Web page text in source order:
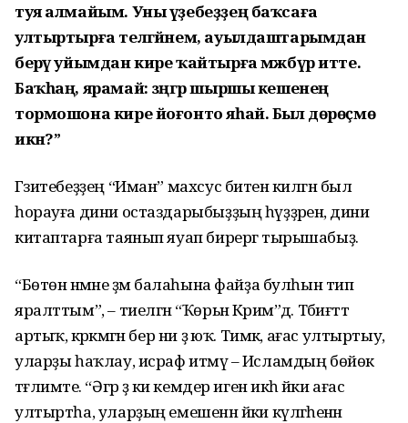
туя алмайым. Уны үҙебеҙҙең баҡсаға
ултыртырға теләгәйнем, ауылдаштарымдан
берәү уйымдан кире ҡайтырға мәжбүр итте.
Баҡһаң, ярамай: зәңгәр шыршы кешенең
тормошона кире йоғонто яһай. Был дөрөҫмө
икән?”
Гәзитебеҙҙең “Иман” махсус битенә килгән был
һорауға дини остаздарыбыҙҙың һүҙҙәренә, дини
китаптарға таянып яуап бирергә тырышабыҙ.
“Бөтөн нәмәне әҙәм балаһына файҙа булһын тип
яралттым”, – тиелгән “Ҡөрьән Кәрим”дә. Тәбиғәттә
артыҡ, кәрәкмәгән бер ни ҙә юҡ. Тимәк, ағас ултыртыу,
уларҙы һаҡлау, исраф итмәү – Исламдың бөйөк
тәғлимәте. “Әгәр ҙә ки кемдер иген икһә йәки ағас
ултыртһа, уларҙың емешенән йәки күләгәһенән